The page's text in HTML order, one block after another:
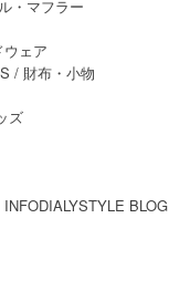
・マフラー
ウェア
/ 財布・小物
ズ
INFODIALYSTYLE BLOG